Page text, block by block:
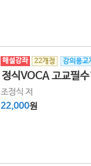
해설강좌 22개정 강의용교
정식VOCA 고교필
조정식 저
22,000원